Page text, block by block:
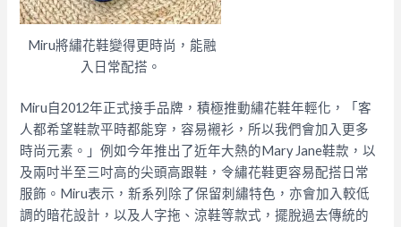
Miru將繡花鞋變得更時尚，能融
入日常配搭。
Miru自2012年正式接手品牌，積極推動繡花鞋年輕化，「客
人都希望鞋款平時都能穿，容易襯衫，所以我們會加入更多
時尚元素。」例如今年推出了近年大熱的Mary Jane鞋款，以
及兩吋半至三吋高的尖頭高跟鞋，令繡花鞋更容易配搭日常
服飾。Miru表示，新系列除了保留刺繡特色，亦會加入較低
調的暗花設計，以及人字拖、涼鞋等款式，擺脫過去傳統的